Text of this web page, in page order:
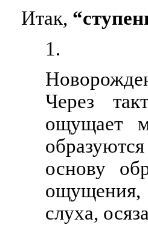
Итак,
Через
ощущает
основу
слуха,